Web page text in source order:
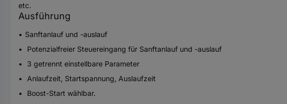
etc.
Ausführung
Sanftanlauf und -auslauf
Potenzialfreier Steuereingang für Sanftanlauf und -auslauf
3 getrennt einstellbare Parameter
Anlaufzeit, Startspannung, Auslaufzeit
Boost-Start wählbar.